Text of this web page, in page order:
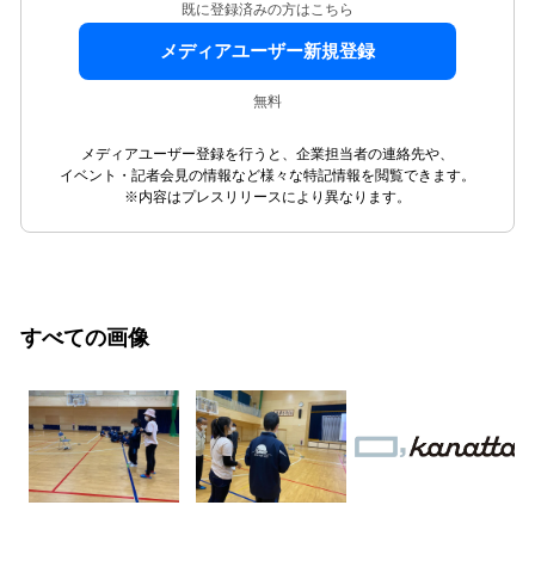
既に登録済みの方はこちら
メディアユーザー新規登録
無料
メディアユーザー登録を行うと、企業担当者の連絡先や、
イベント・記者会見の情報など様々な特記情報を閲覧できます。
※内容はプレスリリースにより異なります。
すべての画像